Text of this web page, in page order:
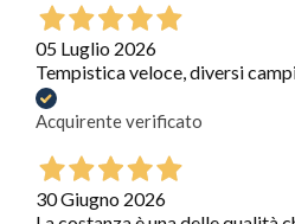
05 Luglio 2026
Tempistica veloce, diversi
Acquirente verificato
30 Giugno 2026